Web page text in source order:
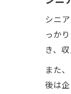
シニ
っか
き、
また
後は